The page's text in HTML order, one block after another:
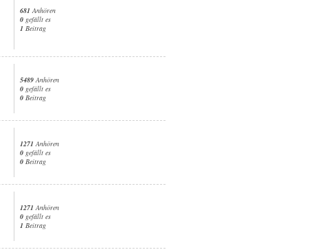
681 Anhören
0 gefällt es
1 Beitrag
5489 Anhören
0 gefällt es
0 Beitrag
1271 Anhören
0 gefällt es
0 Beitrag
1271 Anhören
0 gefällt es
1 Beitrag